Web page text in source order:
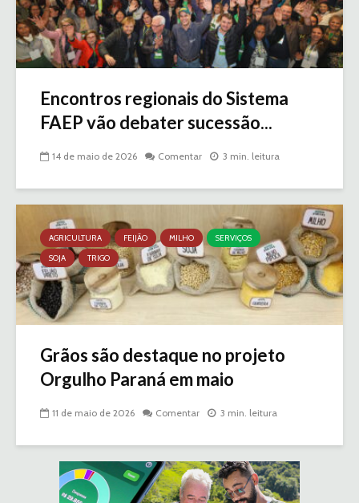
Encontros regionais do Sistema
FAEP vão debater sucessão...
14 de maio de 2026 Comentar 3 min. leitura
AGRICULTURA FEIJÃO MILHO
SERVIÇOS
SOJA
TRIGO
Grãos são destaque no projeto
Orgulho Paraná em maio
11 de maio de 2026 Comentar 3 min. leitura